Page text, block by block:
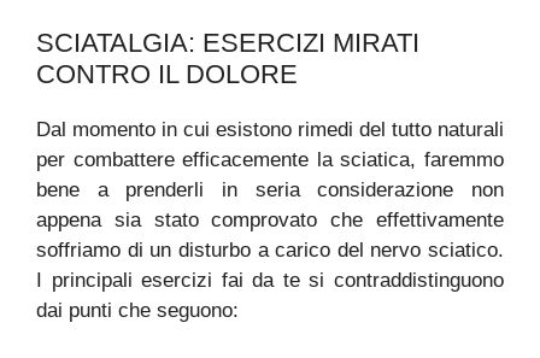
SCIATALGIA: ESERCIZI MIRATI
CONTRO IL DOLORE
Dal momento in cui esistono rimedi del tutto naturali
per combattere efficacemente la sciatica, faremmo
bene a prenderli in seria considerazione non
appena sia stato comprovato che effettivamente
soffriamo di un disturbo a carico del nervo sciatico.
I principali esercizi fai da te si contraddistinguono
dai punti che seguono: